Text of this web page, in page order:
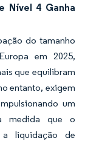
Nível 4 Ganha
do tamanho
em 2025,
que equilibram
entanto, exigem
um
medida que o
liquidação de